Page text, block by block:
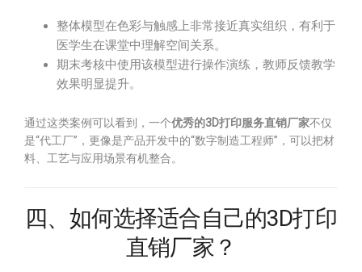
整体模型在色彩与触感上非常接近真实组织，有利于
医学生在课堂中理解空间关系。
期末考核中使用该模型进行操作演练，教师反馈教学
效果明显提升。
通过这类案例可以看到，一个优秀的3D打印服务直销厂家不仅
是“代工厂”，更像是产品开发中的“数字制造工程师”，可以把材
料、工艺与应用场景有机整合。
四、如何选择适合自己的3D打印
直销厂家？